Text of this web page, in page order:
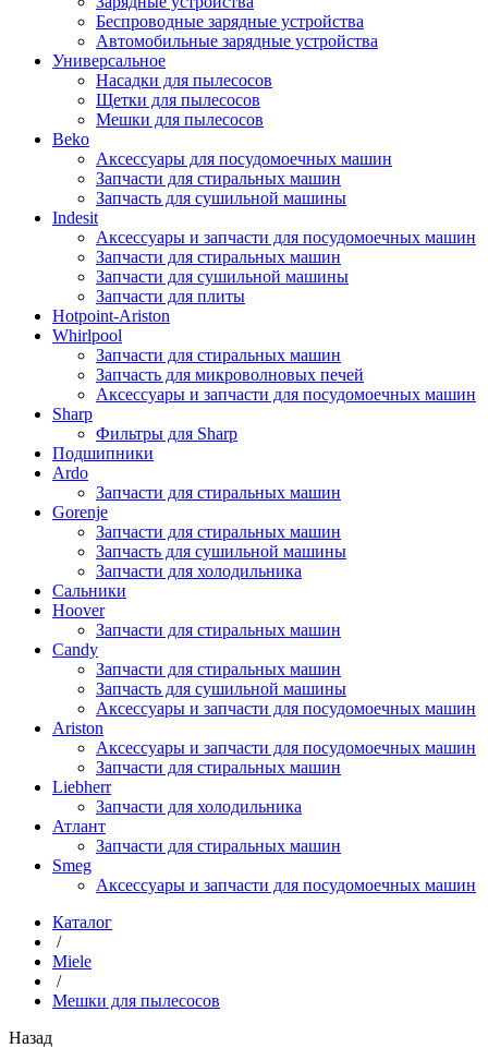
Беспроводные зарядные устройства
Автомобильные зарядные устройства
Универсальное
Насадки для пылесосов
Щетки для пылесосов
Мешки для пылесосов
Beko
Аксессуары для посудомоечных машин
Запчасти для стиральных машин
Запчасть для сушильной машины
Indesit
Аксессуары и запчасти для посудомоечных машин
Запчасти для стиральных машин
Запчасти для сушильной машины
Запчасти для плиты
Hotpoint-Ariston
Whirlpool
Запчасти для стиральных машин
Запчасть для микроволновых печей
Аксессуары и запчасти для посудомоечных машин
Sharp
Фильтры для Sharp
Подшипники
Ardo
Запчасти для стиральных машин
Gorenje
Запчасти для стиральных машин
Запчасть для сушильной машины
Запчасти для холодильника
Сальники
Hoover
Запчасти для стиральных машин
Candy
Запчасти для стиральных машин
Запчасть для сушильной машины
Аксессуары и запчасти для посудомоечных машин
Ariston
Аксессуары и запчасти для посудомоечных машин
Запчасти для стиральных машин
Liebherr
Запчасти для холодильника
Атлант
Запчасти для стиральных машин
Smeg
Аксессуары и запчасти для посудомоечных машин
Каталог
/
Miele
/
Мешки для пылесосов
Назад